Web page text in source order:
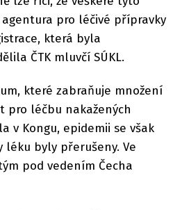
pro léčivé přípravky
která byla
ČTK mluvčí SÚKL.
které zabraňuje množení
pro léčbu nakažených
v Kongu, epidemii se však
byly přerušeny. Ve
pod vedením Čecha